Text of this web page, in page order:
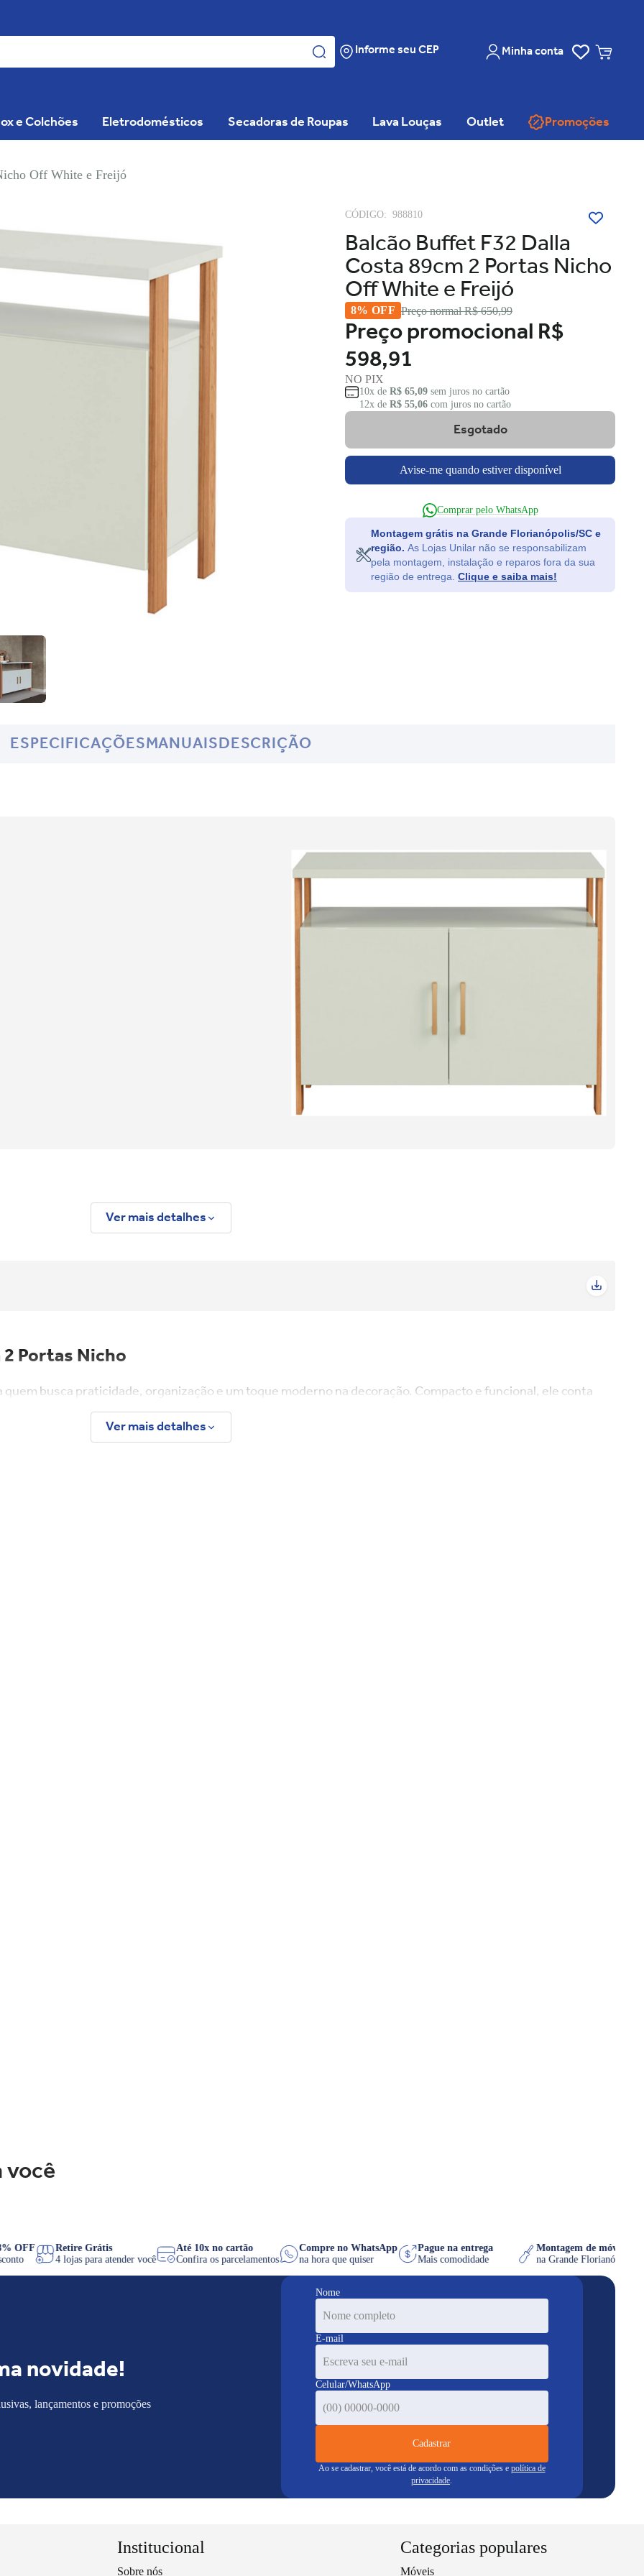
Informe seu CEP Minha conta
e Colchões Eletrodomésticos Secadoras de Roupas Lava Louças Outlet Promoções
Off White e Freijó
CÓDIGO: 988810
Balcão Buffet F32 Dalla
Costa 89cm 2 Portas Nicho
Off White e Freijó
8% OFF Preço normalR$ 650,99
Preço promocionalR$
598,91
NO PIX
10x de R$ 65,09 sem juros no cartão
12x de R$ 55,06 com juros no cartão
Esgotado
Avise-me quando estiver disponível
Comprar pelo WhatsApp
Montagem grátis na Grande Florianópolis/SC e
região.
pela montagem, instalação e reparos fora da sua
região de entrega. Clique e saiba mais!
ESPECIFICAÇÕESMANUAISDESCRIÇÃO
Ver mais detalhes
Portas Nicho
busca praticidade, organização e um toque moderno na decoração. Compacto e funcional, ele conta
para acomodar utensílios, objetos decorativos, bebidas, aparelhos eletrônicos ou itens do dia a dia com
com amortecimento, excelente aproveitamento interno e acabamento premium. Seu estilo industrial
ocupar muito espaço
Ver mais detalhes
8% OFF
desconto
Retire Grátis
4 lojas para atender você
Até 10x no cartão
Confira os parcelamentos
Compre no WhatsApp
na hora que quiser
Pague na entrega
Mais comodidade
Montagem de
na Grande
novidade!
lançamentos e promoções
Nome
E-mail
Celular/WhatsApp
Cadastrar
Ao se cadastrar, você está de acordo com as condições e política de
privacidade.
Institucional
Sobre nós
Categorias populares
Móveis